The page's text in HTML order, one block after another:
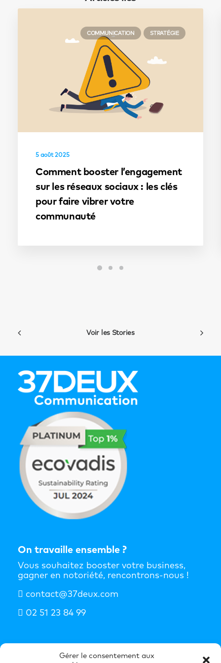
Gérer le consentement aux
COMMUNICATION STRATÉGIE
5 août 2025
Comment booster l’engagement
sur les réseaux sociaux : les clés
pour faire vibrer votre
communauté
Voir les Stories
On travaille ensemble ?
Vous souhaitez booster votre business,
gagner en notoriété, rencontrons-nous !
contact@37deux.com
02 51 23 84 99
S'abonner à la newsletter